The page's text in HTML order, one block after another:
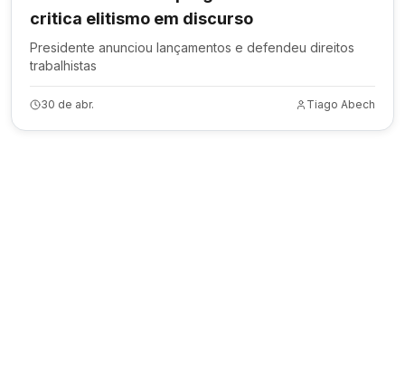
critica elitismo em discurso
Presidente anunciou lançamentos e defendeu direitos
trabalhistas
30 de abr. Tiago Abech